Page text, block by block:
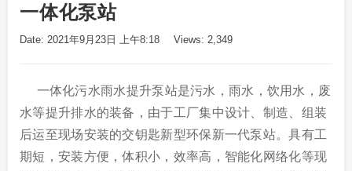
一体化泵站
Date: 2021年9月23日 上午8:18 Views: 2,349
一体化污水雨水提升泵站是污水，雨水，饮用水，废
水等提升排水的装备，由于工厂集中设计、制造、组装
后运至现场安装的交钥匙新型环保新一代泵站。具有工
期短，安装方便，体积小，效率高，智能化网络化等现